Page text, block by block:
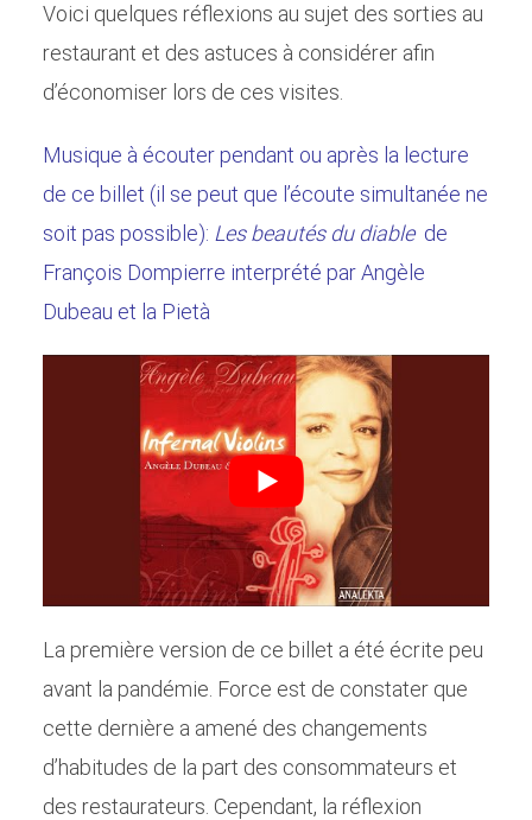
Voici quelques réflexions au sujet des sorties au
restaurant et des astuces à considérer afin
d’économiser lors de ces visites.
Musique à écouter pendant ou après la lecture
de ce billet (il se peut que l’écoute simultanée ne
soit pas possible): Les beautés du diable de
François Dompierre interprété par Angèle
Dubeau et la Pietà
La première version de ce billet a été écrite peu
avant la pandémie. Force est de constater que
cette dernière a amené des changements
d’habitudes de la part des consommateurs et
des restaurateurs. Cependant, la réflexion